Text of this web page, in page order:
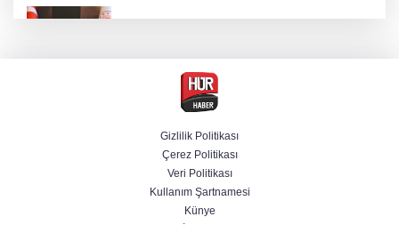
Yurt dışına kaçmaya hazırlanan 3 FETÖ'cü
Selçuk Bayraktar, Şırnak'ta TEKNOFEST Dron
Şampiyonası'na katıldı
Gizlilik Politikası
Çerez Politikası
Veri Politikası
Kullanım Şartnamesi
Künye